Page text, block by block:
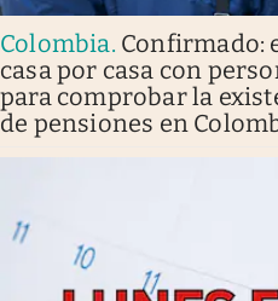
Colombia. Confirmado:
casa por casa con
para comprobar la
de pensiones en